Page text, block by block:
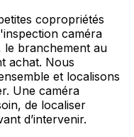
copropriétés
caméra
branchement au
achat. Nous
et localisons
Une caméra
de localiser
d’intervenir.